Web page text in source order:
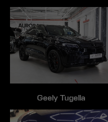
Geely Tugella